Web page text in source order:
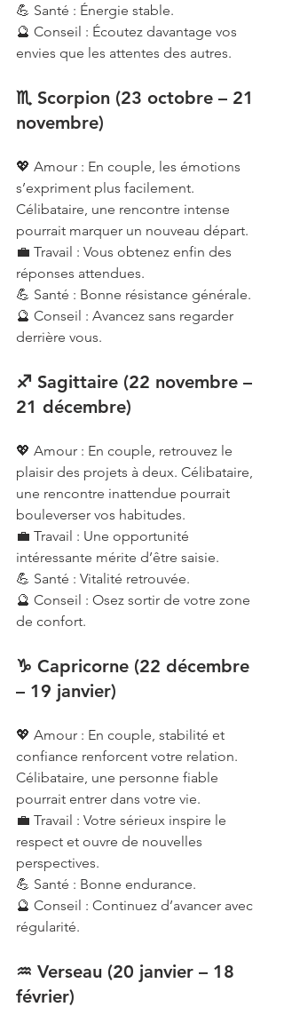
💪 Santé : Énergie stable.
🔮 Conseil : Écoutez davantage vos
envies que les attentes des autres.
♏ Scorpion (23 octobre – 21
novembre)
💖 Amour : En couple, les émotions
s’expriment plus facilement.
Célibataire, une rencontre intense
pourrait marquer un nouveau départ.
💼 Travail : Vous obtenez enfin des
réponses attendues.
💪 Santé : Bonne résistance générale.
🔮 Conseil : Avancez sans regarder
derrière vous.
♐ Sagittaire (22 novembre –
21 décembre)
💖 Amour : En couple, retrouvez le
plaisir des projets à deux. Célibataire,
une rencontre inattendue pourrait
bouleverser vos habitudes.
💼 Travail : Une opportunité
intéressante mérite d’être saisie.
💪 Santé : Vitalité retrouvée.
🔮 Conseil : Osez sortir de votre zone
de confort.
♑ Capricorne (22 décembre
– 19 janvier)
💖 Amour : En couple, stabilité et
confiance renforcent votre relation.
Célibataire, une personne fiable
pourrait entrer dans votre vie.
💼 Travail : Votre sérieux inspire le
respect et ouvre de nouvelles
perspectives.
💪 Santé : Bonne endurance.
🔮 Conseil : Continuez d’avancer avec
régularité.
♒ Verseau (20 janvier – 18
février)